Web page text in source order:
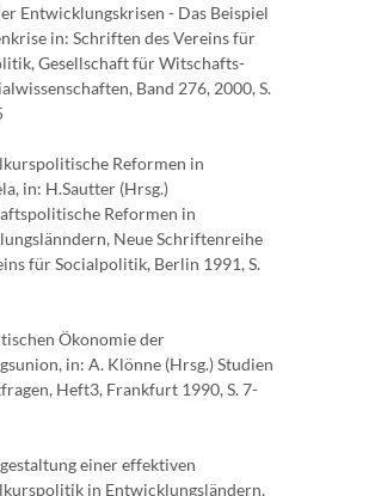
Entwicklungskrisen - Das Beispiel
in: Schriften des Vereins für
Gesellschaft für Witschafts-
Band 276, 2000, S.
Reformen in
in: H.Sautter (Hrsg.)
Reformen in
Neue Schriftenreihe
für Socialpolitik, Berlin 1991, S.
Ökonomie der
in: A. Klönne (Hrsg.) Studien
Heft3, Frankfurt 1990, S. 7-
einer effektiven
in Entwicklungsländern,